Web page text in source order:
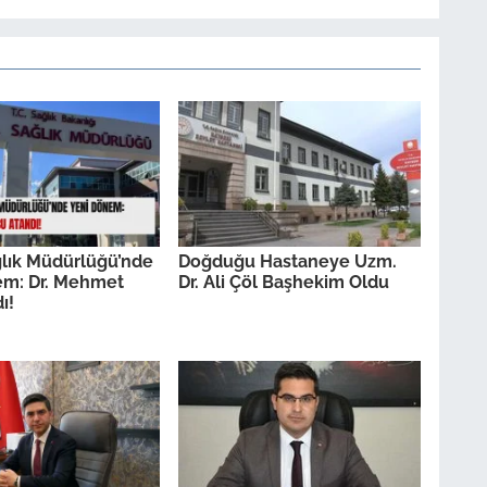
Müdürlüğü’nde
Dr. Mehmet
Doğduğu Hastaneye Uzm.
Dr. Ali Çöl Başhekim Oldu